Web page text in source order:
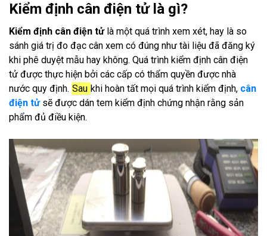
Kiểm định cân điện tử là gì?
Kiểm định cân điện tửlà một quá trình xem xét, hay là so
sánh giá trị đo đạc cân xem có đúng như tài liệu đã đăng ký
khi phê duyệt mẫu hay không. Quá trình kiểm định cân điện
tử được thực hiện bởi các cấp có thẩm quyền được nhà
nước quy định. Sau khi hoàn tất mọi quá trình kiểm định, cân
điện tửsẽ được dán tem kiểm định chứng nhận rằng sản
phẩm đủ điều kiện.